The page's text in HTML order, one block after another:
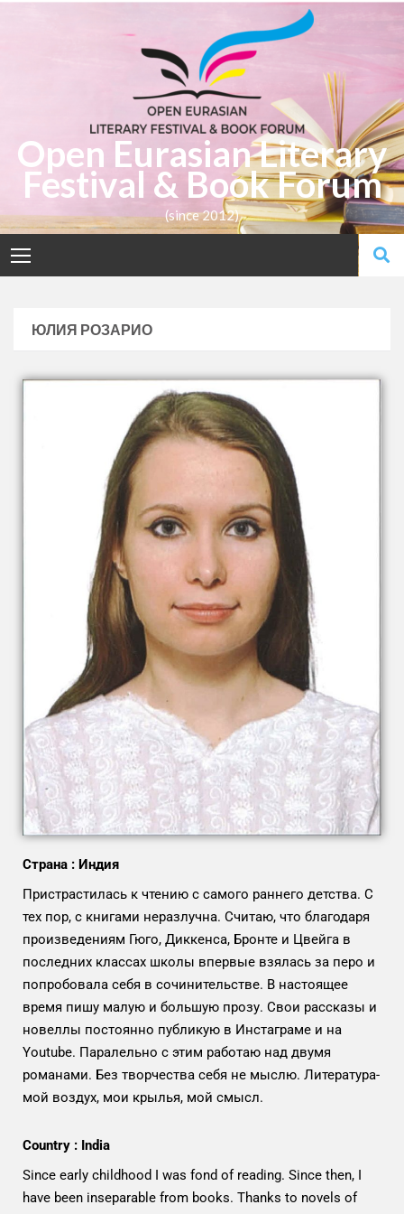
Open Eurasian Literary
Festival & Book Forum
(since 2012)
ЮЛИЯ РОЗАРИО
Страна : Индия
Пристрастилась к чтению с самого раннего детства. С
тех пор, с книгами неразлучна. Считаю, что благодаря
произведениям Гюго, Диккенcа, Бронте и Цвейга в
последних классах школы впервые взялась за перо и
попробовала себя в сочинительстве. В настоящее
время пишу малую и большую прозу. Свои рассказы и
новеллы постоянно публикую в Инстаграме и на
Youtube. Паралельно с этим работаю над двумя
романами. Без творчества себя не мыслю. Литература-
мой воздух, мои крылья, мой смысл.
Country : India
Since early childhood I was fond of reading. Since then, I
have been inseparable from books. Thanks to novels of